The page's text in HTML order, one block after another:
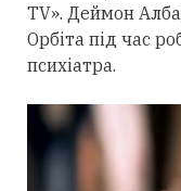
TV». Деймон
Орбіта під час
психіатра.